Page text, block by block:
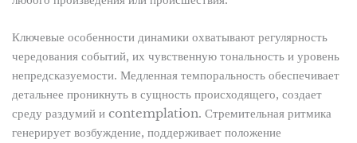
Ключевые особенности динамики охватывают регулярность
чередования событий, их чувственную тональность и уровень
непредсказуемости. Медленная темпоральность обеспечивает
детальнее проникнуть в сущность происходящего, создает
среду раздумий и contemplation. Стремительная ритмика
генерирует возбуждение, поддерживает положение